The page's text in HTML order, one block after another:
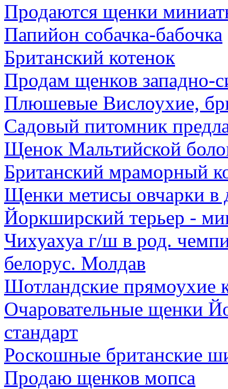
Продаются щенки
Папийон собачка-бабочка
Британский котенок
Продам щенков западно-
Плюшевые Вислоухие,
Садовый питомник
Щенок Мальтийской
Британский мраморный
Щенки метисы овчарки в
Йоркширский терьер -
Чихуахуа г/ш в род.
белорус. Молдав
Шотландские прямоухие
Очаровательные щенки
стандарт
Роскошные британские
Продаю щенков мопса